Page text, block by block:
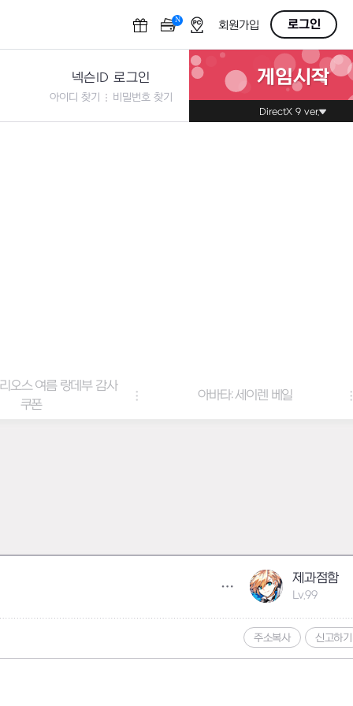
N OFF회원가입 로그인
넥슨ID 로그인
아이디 찾기 비밀번호 찾기
게임시작
DirectX 9 ver.
아바타: 세이렌 베일 아바타 & 헤어 컬러 팔레
제과점함
Lv.99
주소복사 신고하기